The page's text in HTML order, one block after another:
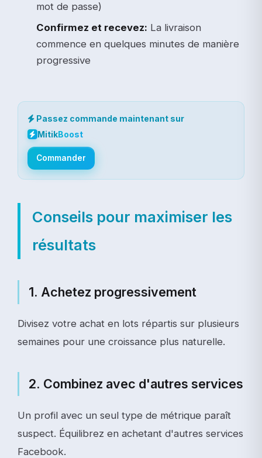
mot de passe)
Confirmez et recevez: La livraison
commence en quelques minutes de manière
progressive
Passez commande maintenant sur
MitikBoost
Commander
Conseils pour maximiser les
résultats
1. Achetez progressivement
Divisez votre achat en lots répartis sur plusieurs
semaines pour une croissance plus naturelle.
2. Combinez avec d'autres services
Un profil avec un seul type de métrique paraît
suspect. Équilibrez en achetant d'autres services
Facebook.